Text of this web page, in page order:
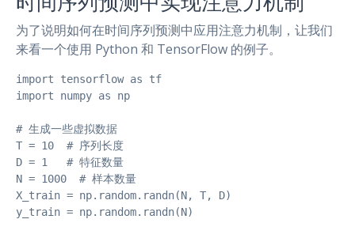
为了说明如何在时间序列预测中应用注意力机制，让我们
来看一个使用 Python 和 TensorFlow 的例子。
import tensorflow as tf
import numpy as np
# 生成一些虚拟数据
T = 10  # 序列长度
D = 1   # 特征数量
N = 1000  # 样本数量
X_train = np.random.randn(N, T, D)
y_train = np.random.randn(N)